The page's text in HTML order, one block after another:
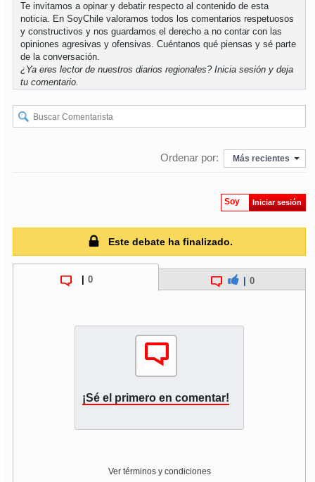
Te invitamos a opinar y debatir respecto al contenido de esta
noticia. En SoyChile valoramos todos los comentarios respetuosos
y constructivos y nos guardamos el derecho a no contar con las
opiniones agresivas y ofensivas. Cuéntanos qué piensas y sé parte
de la conversación.
¿Ya eres lector de nuestros diarios regionales?Inicia sesión y deja
tu comentario.
Ordenar por: Más recientes
Soy Iniciar sesión
Este debate ha finalizado.
0 0
¡Sé el primero en comentar!
Ver términos y condiciones